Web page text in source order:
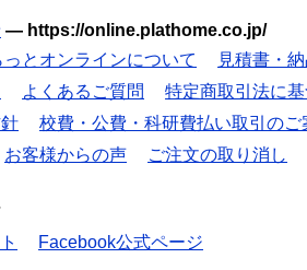
— https://online.plathome.co.jp/
っとオンラインについて
見積書・
よくあるご質問
特定商取引法に
校費・公費・科研費払い取引のご
お客様からの声 ご注文の取り消し
Facebook公式ページ